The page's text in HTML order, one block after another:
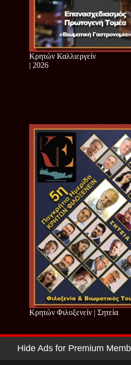
Κρητών Καλλιεργείν
| 2026
Κρητών Φιλοξενείν | Σητεία
Copyright © 2026 - Cretan Business |
Hide Ads for Premium